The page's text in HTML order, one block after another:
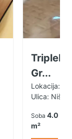
Tripleks
Gr...
Lokacija:
Ulica: Niš
Soba 4.0
m²